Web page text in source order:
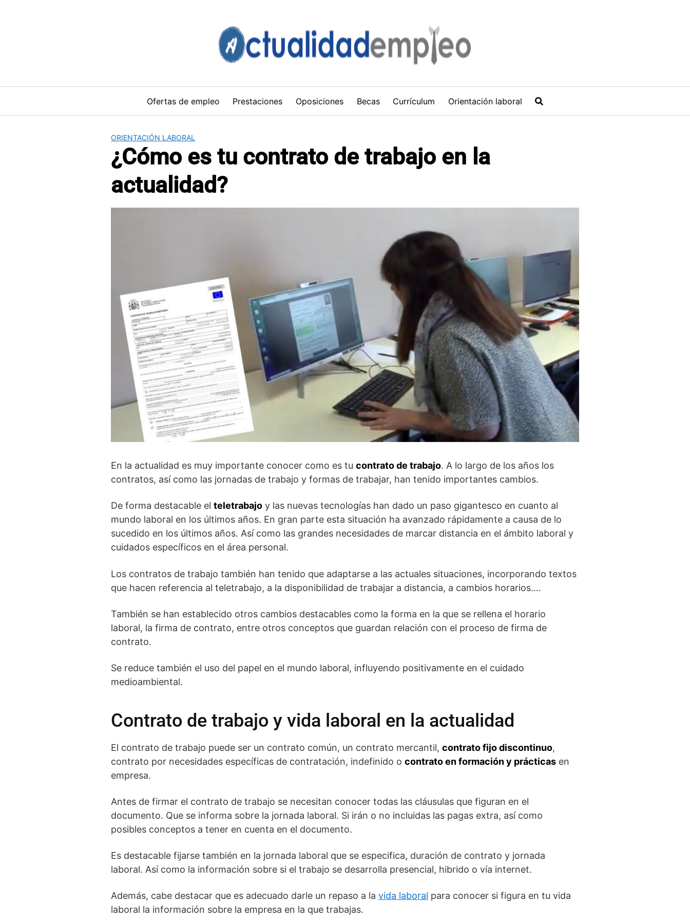
Ofertas de empleo Prestaciones Oposiciones Becas Currículum Orientación laboral
ORIENTACIÓN LABORAL
¿Cómo es tu contrato de trabajo en la
actualidad?
En la actualidad es muy importante conocer como es tu contrato de trabajo. A lo largo de los años los
contratos, así como las jornadas de trabajo y formas de trabajar, han tenido importantes cambios.
De forma destacable el teletrabajo y las nuevas tecnologías han dado un paso gigantesco en cuanto al
mundo laboral en los últimos años. En gran parte esta situación ha avanzado rápidamente a causa de lo
sucedido en los últimos años. Así como las grandes necesidades de marcar distancia en el ámbito laboral y
cuidados específicos en el área personal.
Los contratos de trabajo también han tenido que adaptarse a las actuales situaciones, incorporando textos
que hacen referencia al teletrabajo, a la disponibilidad de trabajar a distancia, a cambios horarios….
También se han establecido otros cambios destacables como la forma en la que se rellena el horario
laboral, la firma de contrato, entre otros conceptos que guardan relación con el proceso de firma de
contrato.
Se reduce también el uso del papel en el mundo laboral, influyendo positivamente en el cuidado
medioambiental.
Contrato de trabajo y vida laboral en la actualidad
El contrato de trabajo puede ser un contrato común, un contrato mercantil, contrato fijo discontinuo,
contrato por necesidades específicas de contratación, indefinido o contrato en formación y prácticas en
empresa.
Antes de firmar el contrato de trabajo se necesitan conocer todas las cláusulas que figuran en el
documento. Que se informa sobre la jornada laboral. Si irán o no incluidas las pagas extra, así como
posibles conceptos a tener en cuenta en el documento.
Es destacable fijarse también en la jornada laboral que se especifica, duración de contrato y jornada
laboral. Así como la información sobre si el trabajo se desarrolla presencial, hibrido o vía internet.
Además, cabe destacar que es adecuado darle un repaso a la vida laboral para conocer si figura en tu vida
laboral la información sobre la empresa en la que trabajas.